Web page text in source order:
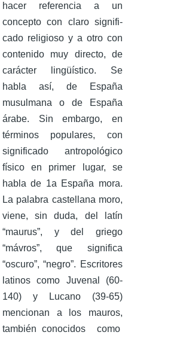
hacer referencia a un
concepto con claro signifi­
cado religioso y a otro con
contenido muy directo, de
ca­rácter lingüístico. Se
habla así, de España
musulmana o de España
árabe. Sin embargo, en
términos populares, con
signifi­cado antropológico
físico en primer lugar, se
habla de 1a España mora.
La palabra caste­llana moro,
viene, sin duda, del latín
“maurus”, y del griego
“mávros”, que significa
“oscuro”, “negro”. Escritores
latinos como Juvenal (60-
140) y Lucano (39-65)
mencionan a los mauros,
también conocidos como